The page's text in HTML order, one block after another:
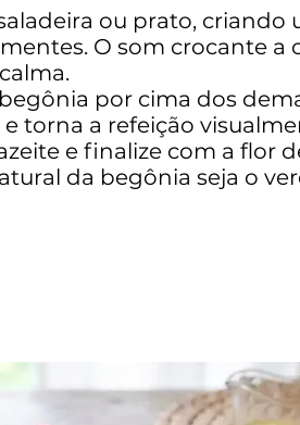
ou prato, criando
O som crocante
por cima dos
torna a refeição
e finalize com a flor
da begônia seja o